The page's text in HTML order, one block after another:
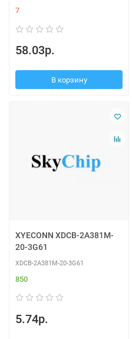
7
58.03р.
В корзину
XYECONN XDCB-2A381M-
20-3G61
XDCB-2A381M-20-3G61
850
5.74р.